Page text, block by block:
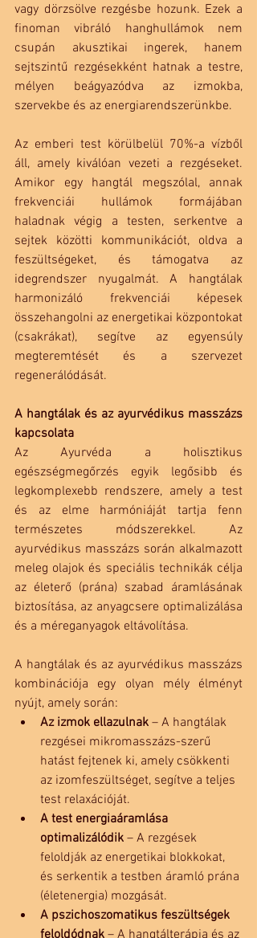
vagy dörzsölve rezgésbe hozunk. Ezek a
finoman vibráló hanghullámok nem
csupán akusztikai ingerek, hanem
sejtszintű rezgésekként hatnak a testre,
mélyen beágyazódva az izmokba,
szervekbe és az energiarendszerünkbe.
Az emberi test körülbelül 70%-a vízből
áll, amely kiválóan vezeti a rezgéseket.
Amikor egy hangtál megszólal, annak
frekvenciái hullámok formájában
haladnak végig a testen, serkentve a
sejtek közötti kommunikációt, oldva a
feszültségeket, és támogatva az
idegrendszer nyugalmát. A hangtálak
harmonizáló frekvenciái képesek
összehangolni az energetikai központokat
(csakrákat), segítve az egyensúly
megteremtését és a szervezet
regenerálódását.
A hangtálak és az ayurvédikus masszázs
kapcsolata
Az Ayurvéda a holisztikus
egészségmegőrzés egyik legősibb és
legkomplexebb rendszere, amely a test
és az elme harmóniáját tartja fenn
természetes módszerekkel. Az
ayurvédikus masszázs során alkalmazott
meleg olajok és speciális technikák célja
az életerő (prána) szabad áramlásának
biztosítása, az anyagcsere optimalizálása
és a méreganyagok eltávolítása.
A hangtálak és az ayurvédikus masszázs
kombinációja egy olyan mély élményt
nyújt, amely során:
Az izmok ellazulnak – A hangtálak
rezgései mikromasszázs-szerű
hatást fejtenek ki, amely csökkenti
az izomfeszültséget, segítve a teljes
test relaxációját.
A test energiaáramlása
optimalizálódik – A rezgések
feloldják az energetikai blokkokat,
és serkentik a testben áramló prána
(életenergia) mozgását.
A pszichoszomatikus feszültségek